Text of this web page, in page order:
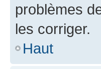
problèmes
les corriger.
Haut